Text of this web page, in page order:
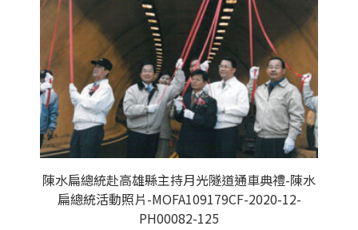
陳水扁總統赴高雄縣主持月光隧道通車典禮-陳水
扁總統活動照片-MOFA109179CF-2020-12-
PH00082-125